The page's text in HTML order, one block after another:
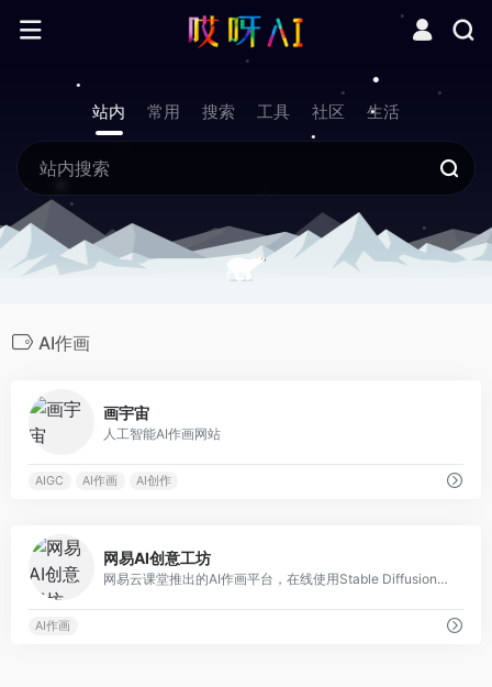
站内 常用 搜索 工具 社区 生活
AI作画
画宇宙
人工智能AI作画网站
AIGC AI作画 AI创作
网易AI创意工坊
网易云课堂推出的AI作画平台，在线使用Stable Diffusion出图
AI作画